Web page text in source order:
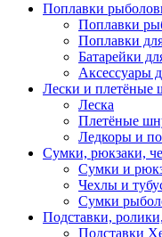
Поплавки
Поплавки
Поплавки
Батарейки
Аксессуары
Лески и плетёные
Леска
Плетёные
Ледкоры и
Сумки, рюкзаки,
Сумки и
Чехлы и
Сумки
Подставки,
Подставки